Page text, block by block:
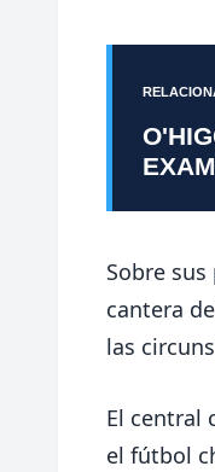
Sobre
cantera
las
El central
el fútbol